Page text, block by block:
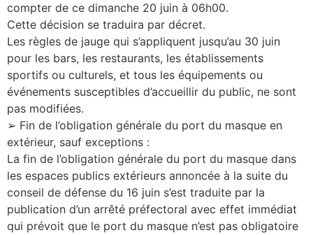
compter de ce dimanche 20 juin à 06h00.
Cette décision se traduira par décret.
Les règles de jauge qui s’appliquent jusqu’au 30 juin
pour les bars, les restaurants, les établissements
sportifs ou culturels, et tous les équipements ou
événements susceptibles d’accueillir du public, ne sont
pas modifiées.
➢ Fin de l’obligation générale du port du masque en
extérieur, sauf exceptions :
La fin de l’obligation générale du port du masque dans
les espaces publics extérieurs annoncée à la suite du
conseil de défense du 16 juin s’est traduite par la
publication d’un arrêté préfectoral avec effet immédiat
qui prévoit que le port du masque n’est pas obligatoire